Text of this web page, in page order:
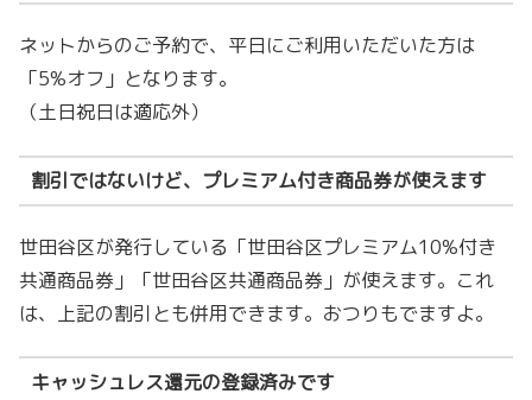
ネットからのご予約で、平日にご利用いただいた方は
「5%オフ」となります。
（土日祝日は適応外）
割引ではないけど、プレミアム付き商品券が使えます
世田谷区が発行している「世田谷区プレミアム10%付き
共通商品券」「世田谷区共通商品券」が使えます。これ
は、上記の割引とも併用できます。おつりもでますよ。
キャッシュレス還元の登録済みです